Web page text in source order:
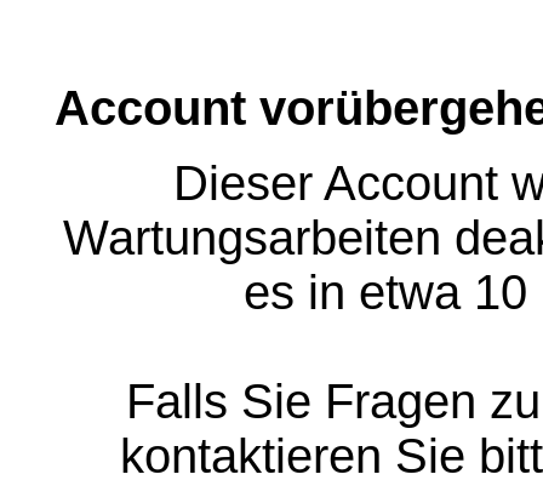
Account
Dieser Account
Wartungsarbeiten
es in etwa
Falls Sie Fragen
kontaktieren Sie